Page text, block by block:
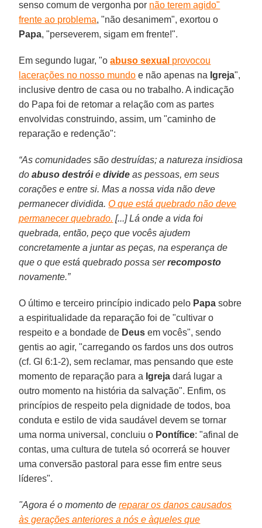
senso comum de vergonha por não terem agido"
frente ao problema, "não desanimem", exortou o
Papa, "perseverem, sigam em frente!".
Em segundo lugar, "oabuso sexual provocou
lacerações no nosso mundo e não apenas na Igreja",
inclusive dentro de casa ou no trabalho. A indicação
do Papa foi de retomar a relação com as partes
envolvidas construindo, assim, um "caminho de
reparação e redenção":
“As comunidades são destruídas; a natureza insidiosa
doabuso destróiedivide as pessoas, em seus
corações e entre si. Mas a nossa vida não deve
permanecer dividida.O que está quebrado não deve
permanecer quebrado. [...] Lá onde a vida foi
quebrada, então, peço que vocês ajudem
concretamente a juntar as peças, na esperança de
que o que está quebrado possa serrecomposto
novamente.”
O último e terceiro princípio indicado pelo Papa sobre
a espiritualidade da reparação foi de "cultivar o
respeito e a bondade de Deus em vocês", sendo
gentis ao agir, "carregando os fardos uns dos outros
(cf. Gl 6:1-2), sem reclamar, mas pensando que este
momento de reparação para a Igreja dará lugar a
outro momento na história da salvação". Enfim, os
princípios de respeito pela dignidade de todos, boa
conduta e estilo de vida saudável devem se tornar
uma norma universal, concluiu o Pontífice: "afinal de
contas, uma cultura de tutela só ocorrerá se houver
uma conversão pastoral para esse fim entre seus
líderes".
"Agora é o momento dereparar os danos causados
às gerações anteriores a nós e àqueles que